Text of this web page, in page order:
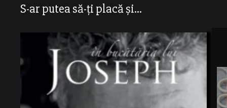
S-ar putea să-ți placă și...